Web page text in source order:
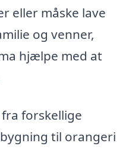
eller måske lave
og venner,
hjælpe med at
forskellige
til orangeri